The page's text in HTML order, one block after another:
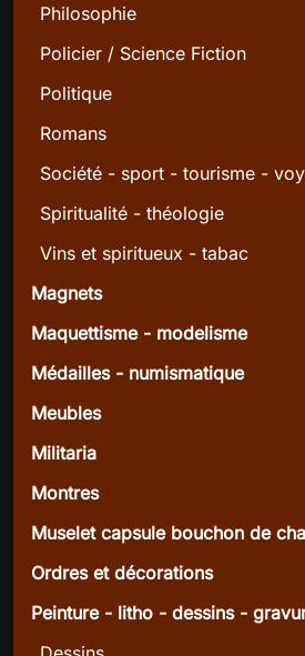
Philosophie
Policier / Science Fiction
Politique
Romans
Société - sport - tourisme -
Spiritualité - théologie
Vins et spiritueux - tabac
Magnets
Maquettisme - modelisme
Médailles - numismatique
Meubles
Militaria
Montres
Muselet capsule bouchon de
Ordres et décorations
Peinture - litho - dessins -